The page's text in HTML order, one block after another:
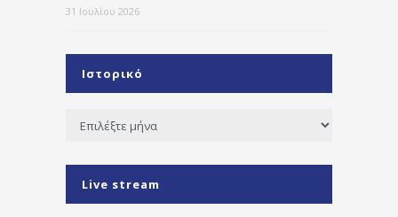
31 Ιουλίου 2026
Ιστορικό
Ιστορικό
Live stream